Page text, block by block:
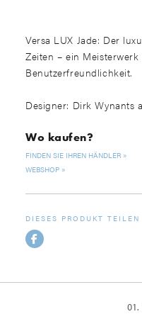
Versa LUX Jade: Der
Zeiten – ein
Benutzerfreundlichkeit.
Designer: Dirk Wynants
Wo kaufen?
FINDEN SIE IHREN HÄNDLER
WEBSHOP
DIESES PRODUKT TEILEN